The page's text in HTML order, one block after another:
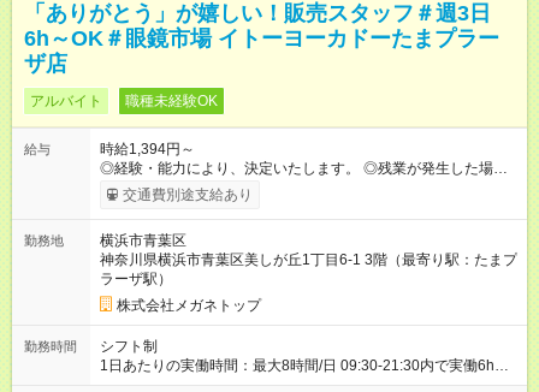
「ありがとう」が嬉しい！販売スタッフ＃週3日
6h～OK＃眼鏡市場 イトーヨーカドーたまプラー
ザ店
アルバイト 職種未経験OK
給与
時給1,394円～
◎経験・能力により、決定いたします。 ◎残業が発生した場合
は、1分単位で時間外手当を支給します。 【試用期間】試用期間
あり 試用期間の長さ：3ヶ月 雇用形態、給与は本採用時と同じ
交通費別途支給あり
勤務地
横浜市青葉区
神奈川県横浜市青葉区美しが丘1丁目6-1 3階（最寄り駅：たまプ
ラーザ駅）
株式会社メガネトップ
勤務時間
シフト制
1日あたりの実働時間：最大8時間/日 09:30-21:30内で実働6h
※1日6h以上、 土日含む週3日以上勤務できる方 （シフト例） パ